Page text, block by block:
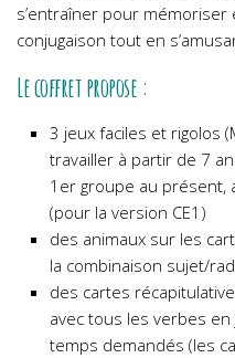
s’entraîner pour
conjugaison tout en
Le coffret propose :
3 jeux faciles et rigolos
travailler à partir de 7
1er groupe au présent,
(pour la version CE1)
des animaux sur les
la combinaison sujet/
des cartes
avec tous les verbes
temps demandés (les